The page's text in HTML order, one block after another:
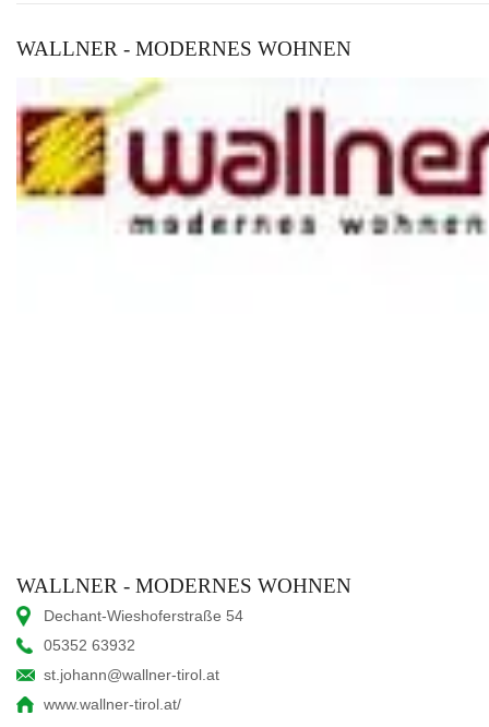
WALLNER - MODERNES WOHNEN
WALLNER - MODERNES WOHNEN
Dechant-Wieshoferstraße 54
05352 63932
st.johann@wallner-tirol.at
www.wallner-tirol.at/